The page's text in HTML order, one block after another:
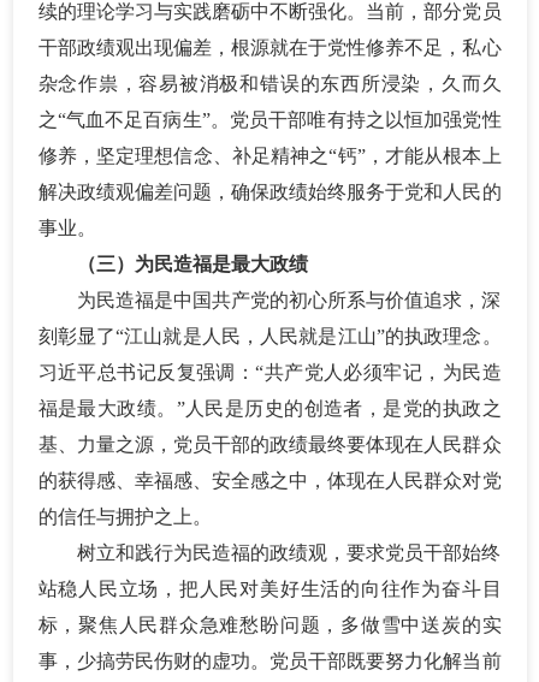
续的理论学习与实践磨砺中不断强化。当前，部分党员
干部政绩观出现偏差，根源就在于党性修养不足，私心
杂念作祟，容易被消极和错误的东西所浸染，久而久
之“气血不足百病生”。党员干部唯有持之以恒加强党性
修养，坚定理想信念、补足精神之“钙”，才能从根本上
解决政绩观偏差问题，确保政绩始终服务于党和人民的
事业。
（三）为民造福是最大政绩
为民造福是中国共产党的初心所系与价值追求，深
刻彰显了“江山就是人民，人民就是江山”的执政理念。
习近平总书记反复强调：“共产党人必须牢记，为民造
福是最大政绩。”人民是历史的创造者，是党的执政之
基、力量之源，党员干部的政绩最终要体现在人民群众
的获得感、幸福感、安全感之中，体现在人民群众对党
的信任与拥护之上。
树立和践行为民造福的政绩观，要求党员干部始终
站稳人民立场，把人民对美好生活的向往作为奋斗目
标，聚焦人民群众急难愁盼问题，多做雪中送炭的实
事，少搞劳民伤财的虚功。党员干部既要努力化解当前